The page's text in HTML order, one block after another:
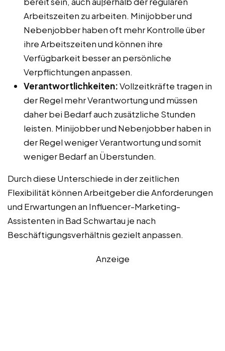
Arbeitszeiten zu arbeiten. Minijobber und
Nebenjobber haben oft mehr Kontrolle über
ihre Arbeitszeiten und können ihre
Verfügbarkeit besser an persönliche
Verpflichtungen anpassen.
Verantwortlichkeiten:Vollzeitkräfte tragen in
der Regel mehr Verantwortung und müssen
daher bei Bedarf auch zusätzliche Stunden
leisten. Minijobber und Nebenjobber haben in
der Regel weniger Verantwortung und somit
weniger Bedarf an Überstunden.
Durch diese Unterschiede in der zeitlichen
Flexibilität können Arbeitgeber die Anforderungen
und Erwartungen an Influencer-Marketing-
Assistenten in Bad Schwartau je nach
Beschäftigungsverhältnis gezielt anpassen.
Anzeige